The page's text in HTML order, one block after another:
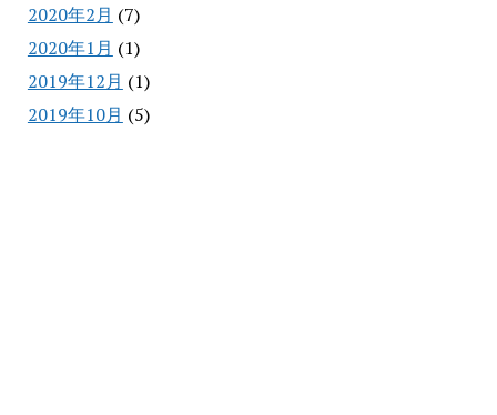
2020年2月 (7)
2020年1月 (1)
2019年12月 (1)
2019年10月 (5)